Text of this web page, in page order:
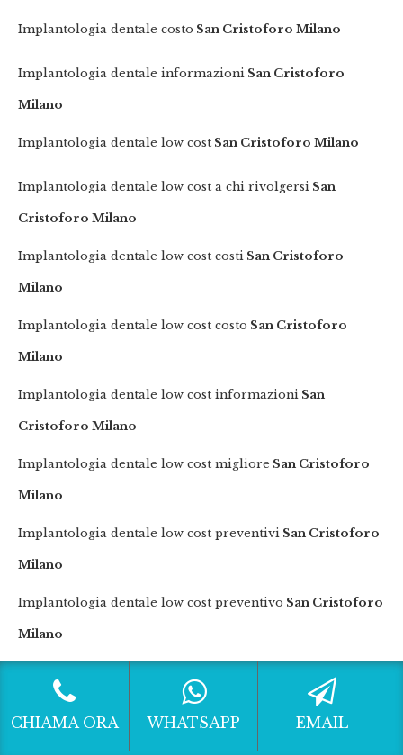
Implantologia dentale costo San Cristoforo Milano
Implantologia dentale informazioni San Cristoforo
Milano
Implantologia dentale low cost San Cristoforo Milano
Implantologia dentale low cost a chi rivolgersi San
Cristoforo Milano
Implantologia dentale low cost costi San Cristoforo
Milano
Implantologia dentale low cost costo San Cristoforo
Milano
Implantologia dentale low cost informazioni San
Cristoforo Milano
Implantologia dentale low cost migliore San Cristoforo
Milano
Implantologia dentale low cost preventivi San Cristoforo
Milano
Implantologia dentale low cost preventivo San Cristoforo
Milano
Milano
CHIAMA ORA WHATSAPP EMAIL